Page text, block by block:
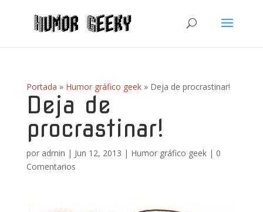
Portada » Humor gráfico geek» Deja de procrastinar!
Deja de
procrastinar!
por admin | Jun 12, 2013 | Humor gráfico geek| 0
Comentarios